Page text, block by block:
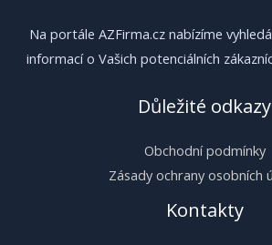
Na portále AZFirma.cz nabízíme
informací o Vašich potenciálních
Důležité odkazy
Obchodní podmínky
Zásady ochrany osobních
Kontakty